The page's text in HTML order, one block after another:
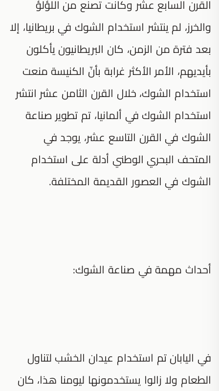
القرن السابع عشر وكانت تصنع من اللؤلؤ
والخرز، لم ينتشر استخدام الشوك في بريطانيا، إلا
بعد فترة من الزمن، كان البريطانيون يأكلون
بأيديهم، الأمر الأكثر غرابة بأنّ الكنيسة منعت
استخدام الشوك، خلال القرن الثامن عشر انتشر
استخدام الشوك في ألمانيا، تم تطوير صناعة
الشوك في القرن التاسع عشر، يوجد في
المتحف البحري الوطني أدلة على استخدام
الشوك في العصور القديمة المختلفة.
أحداث مهمة في صناعة الشوك:
في اليابان تم استخدام عيدان الخشب لتناول
الطعام ولا زالوا يستخدمونها ليومنا هذا، كان